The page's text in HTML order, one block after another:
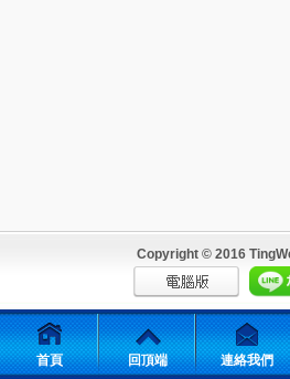
Copyright © 2016
首頁 回頂端 連絡我們